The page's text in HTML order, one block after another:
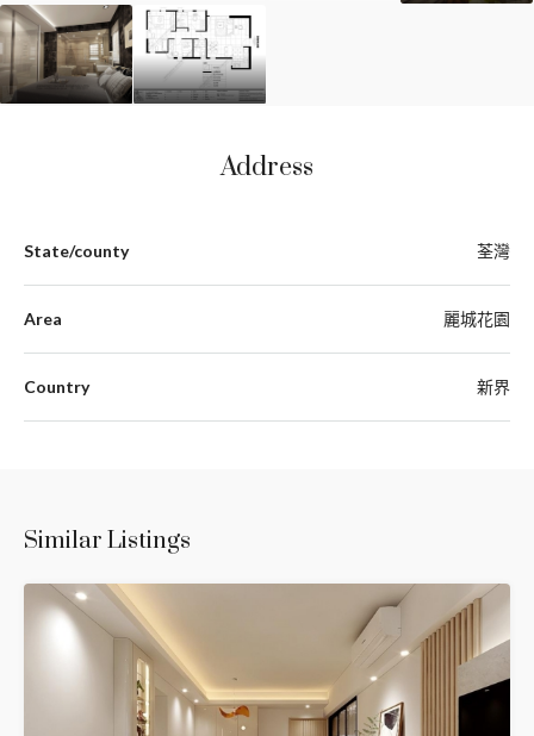
Address
State/county 荃灣
Area 麗城花園
Country 新界
Similar Listings